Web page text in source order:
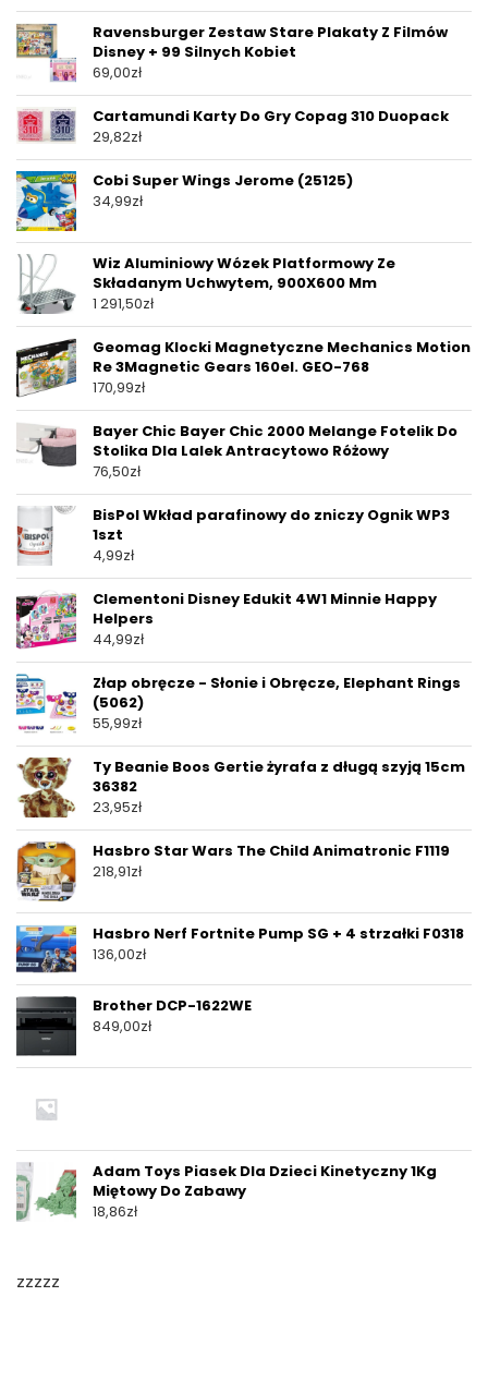
Ravensburger Zestaw Stare Plakaty Z Filmów
Disney + 99 Silnych Kobiet
69,00zł
Cartamundi Karty Do Gry Copag 310 Duopack
29,82zł
Cobi Super Wings Jerome (25125)
34,99zł
Wiz Aluminiowy Wózek Platformowy Ze
Składanym Uchwytem, 900X600 Mm
1 291,50zł
Geomag Klocki Magnetyczne Mechanics Motion
Re 3Magnetic Gears 160el. GEO-768
170,99zł
Bayer Chic Bayer Chic 2000 Melange Fotelik Do
Stolika Dla Lalek Antracytowo Różowy
76,50zł
BisPol Wkład parafinowy do zniczy Ognik WP3
1szt
4,99zł
Clementoni Disney Edukit 4W1 Minnie Happy
Helpers
44,99zł
Złap obręcze - Słonie i Obręcze, Elephant Rings
(5062)
55,99zł
Ty Beanie Boos Gertie żyrafa z długą szyją 15cm
36382
23,95zł
Hasbro Star Wars The Child Animatronic F1119
218,91zł
Hasbro Nerf Fortnite Pump SG + 4 strzałki F0318
136,00zł
Brother DCP-1622WE
849,00zł
Adam Toys Piasek Dla Dzieci Kinetyczny 1Kg
Miętowy Do Zabawy
18,86zł
zzzzz